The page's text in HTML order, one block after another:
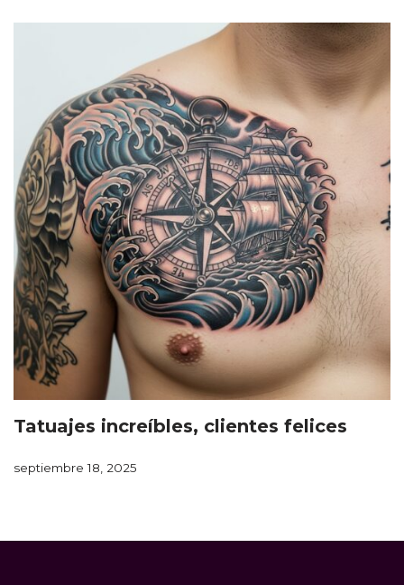
Tatuajes increíbles, clientes felices
septiembre 18, 2025